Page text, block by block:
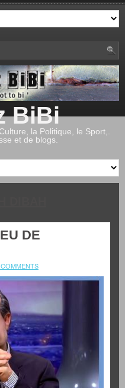
BiBi
la Politique, le Sport,.
et de blogs.
DE